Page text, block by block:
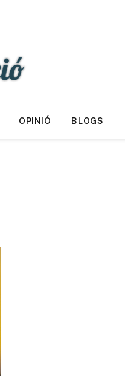
OPINIÓ BLOGS